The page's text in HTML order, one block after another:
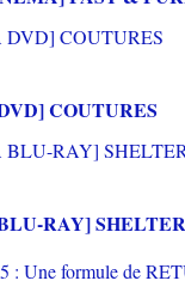
COUTURES
RAY] SHELTER